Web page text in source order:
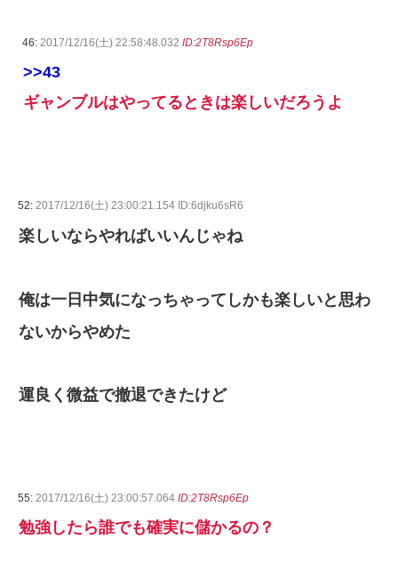
46: 2017/12/16(土) 22:58:48.032 ID:2T8Rsp6Ep
>>43
ギャンブルはやってるときは楽しいだろうよ
52: 2017/12/16(土) 23:00:21.154 ID:6djku6sR6
楽しいならやればいいんじゃね
俺は一日中気になっちゃってしかも楽しいと思わ
ないからやめた
運良く微益で撤退できたけど
55: 2017/12/16(土) 23:00:57.064 ID:2T8Rsp6Ep
勉強したら誰でも確実に儲かるの？